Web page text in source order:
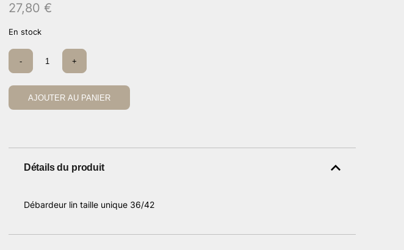
27,80 €
En stock
quantité
Débardeur
lin
blanc
- +
AJOUTER AU PANIER
Détails du produit
Débardeur lin taille unique 36/42